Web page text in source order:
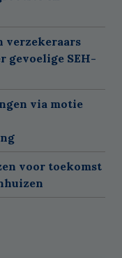
verzekeraars
gevoelige SEH-
via motie
voor toekomst